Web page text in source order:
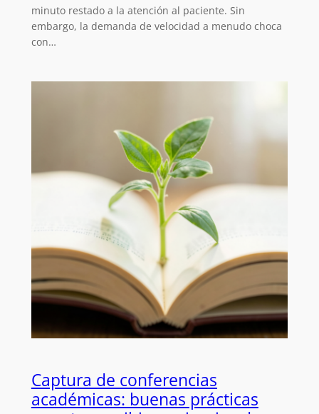
minuto restado a la atención al paciente. Sin
embargo, la demanda de velocidad a menudo choca
con…
Captura de conferencias
académicas: buenas prácticas